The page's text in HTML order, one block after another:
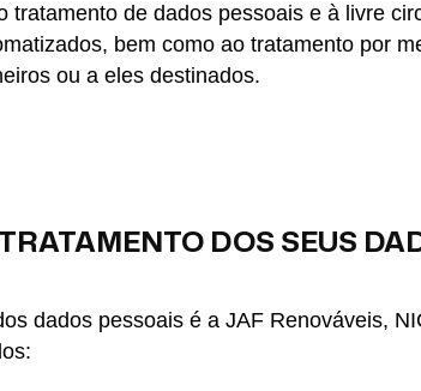
tratamento de dados pessoais e à livre
bem como ao tratamento por
ou a eles destinados.
DOS SEUS
dados pessoais é a JAF Renováveis,